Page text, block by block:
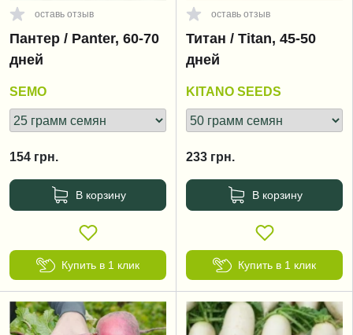
оставь отзыв
Пантер / Panter, 60-70
дней
SEMO
154 грн.
В корзину
Купить в 1 клик
оставь отзыв
Титан / Titan, 45-50
дней
KITANO SEEDS
233 грн.
В корзину
Купить в 1 клик